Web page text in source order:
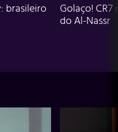
brasileiro
Golaço!
do Al-Nassr